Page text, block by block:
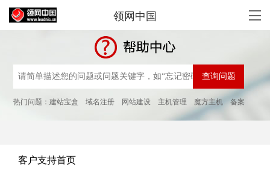
领网中国
热门问题：建站宝盒 域名注册 网站建设 主机管理 魔方主机 备案
客户支持首页